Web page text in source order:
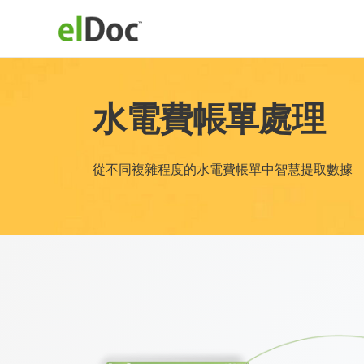
水電費帳單處理
從不同複雜程度的水電費帳單中智慧提取數據